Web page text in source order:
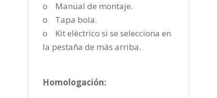
o Manual de montaje.
o Tapa bola.
o Kit eléctrico si se selecciona en
la pestaña de más arriba.
Homologación: